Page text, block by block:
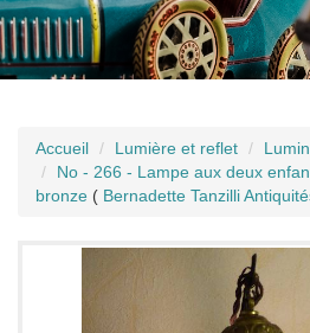
Accueil Lumière et reflet
No - 266 - Lampe aux deux
bronze ( Bernadette Tanzilli